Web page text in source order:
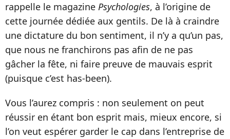
rappelle le magazine Psychologies, à l’origine de
cette journée dédiée aux gentils. De là à craindre
une dictature du bon sentiment, il n’y a qu’un pas,
que nous ne franchirons pas afin de ne pas
gâcher la fête, ni faire preuve de mauvais esprit
(puisque c’est has-been).
Vous l’aurez compris : non seulement on peut
réussir en étant bon esprit mais, mieux encore, si
l’on veut espérer garder le cap dans l’entreprise de